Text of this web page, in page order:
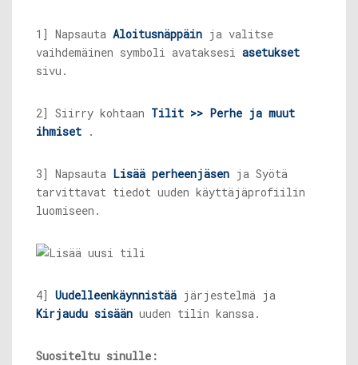
1] Napsauta Aloitusnäppäin ja valitse
vaihdemäinen symboli avataksesi asetukset
sivu.
2] Siirry kohtaan Tilit >> Perhe ja muut
ihmiset .
3] Napsauta Lisää perheenjäsen ja Syötä
tarvittavat tiedot uuden käyttäjäprofiilin
luomiseen.
4] Uudelleenkäynnistää järjestelmä ja
Kirjaudu sisään uuden tilin kanssa.
Suositeltu sinulle: